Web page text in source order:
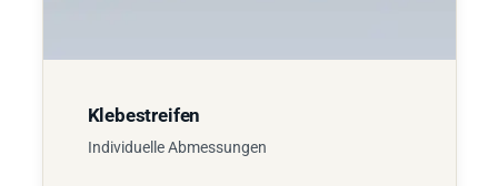
Klebestreifen
Individuelle Abmessungen